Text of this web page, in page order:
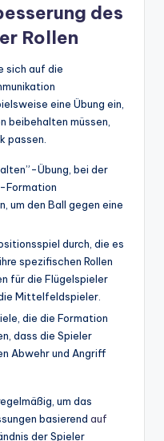
des
Rollen
sich auf die
eine Übung ein,
beibehalten müssen,
passen.
Übung, bei der
Formation
um den Ball gegen eine
durch, die es
spezifischen Rollen
für die Flügelspieler
Mittelfeldspieler.
die die Formation
dass die Spieler
Abwehr und Angriff
um das
basierend auf
der Spieler